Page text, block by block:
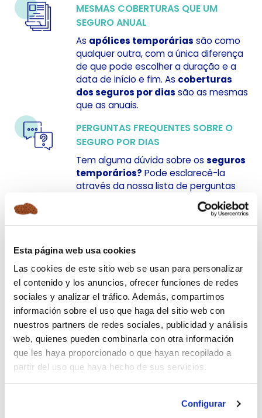
Esta página web usa cookies
Las cookies de este sitio web se usan para personalizar
el contenido y los anuncios, ofrecer funciones de redes
sociales y analizar el tráfico. Además, compartimos
información sobre el uso que haga del sitio web con
nuestros partners de redes sociales, publicidad y análisis
web, quienes pueden combinarla con otra información
que les haya proporcionado o que hayan recopilado a
partir del uso que haya hecho de sus servicios.
Configurar
MESMAS COBERTURAS QUE UM
SEGURO ANUAL
As apólices temporárias são como
qualquer outra, com a única diferença
de que pode escolher a duração e a
data de início e fim. As coberturas
dos seguros por dias são as mesmas
que as anuais.
PERGUNTAS FREQUENTES SOBRE O
SEGURO POR DIAS
Tem alguma dúvida sobre os seguros
temporários? Pode esclarecê-la
através da nossa lista de perguntas
seguro de veículos
foi projetado para ajudar
a proteger algo essencial ao seu
SEGUROS E ARAG
ÀSeguropordiasjuntam-se duas
companhias de seguros líderes a nível
internacional: Ageas Seguros e ARAG. A
parceria entre ambas proporciona
umaproteção completa ao cliente,
assegurando todas as coberturas
necessárias.